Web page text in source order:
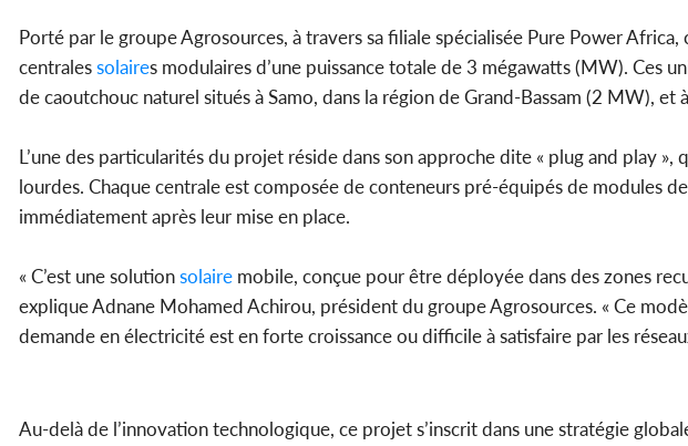
Porté par le groupe Agrosources, à travers sa filiale spécialisée Pure Power
centralessolaires modulaires d’une puissance totale de 3 mégawatts (MW). Ces
de caoutchouc naturel situés à Samo, dans la région de Grand-Bassam (2 MW), et
L’une des particularités du projet réside dans son approche dite « plug and play
lourdes. Chaque centrale est composée de conteneurs pré-équipés de modules
immédiatement après leur mise en place.
« C’est une solutionsolaire mobile, conçue pour être déployée dans des zones
explique Adnane Mohamed Achirou, président du groupe Agrosources. « Ce
demande en électricité est en forte croissance ou difficile à satisfaire par les
Au-delà de l’innovation technologique, ce projet s’inscrit dans une stratégie